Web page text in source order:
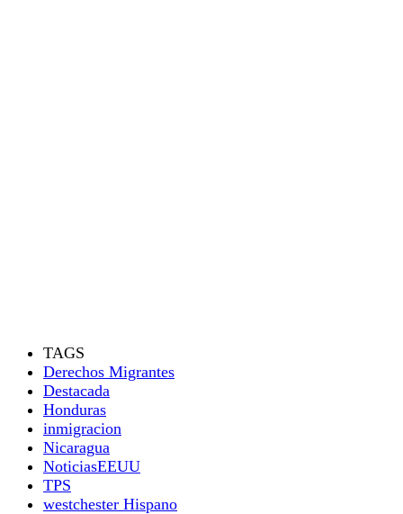
TAGS
Derechos Migrantes
Destacada
Honduras
inmigracion
Nicaragua
NoticiasEEUU
TPS
westchester Hispano